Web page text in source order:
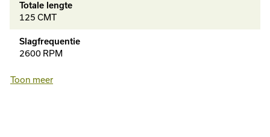
Totale lengte
125 CMT
Slagfrequentie
2600 RPM
Slagfrequentie fase 2
Toon meer